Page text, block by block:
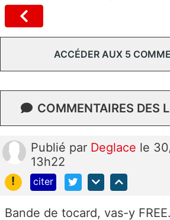
ACCÉDER AUX 5
COMMENTAIRES DES
Publié par Deglace le
13h22
!
citer
Bande de tocard, vas-y FREE.